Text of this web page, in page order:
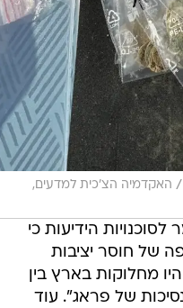
/ האקדמיה הצ'כית למדעים,
לסוכנויות הידיעות כי
של חוסר יציבות
מחלוקות בארץ בין
של פראג". עוד